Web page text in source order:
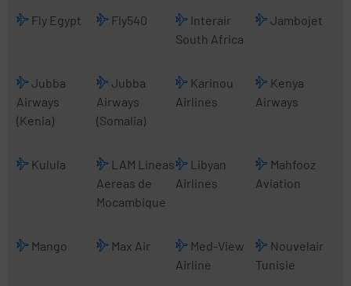
Fly Egypt Fly540
Interair
South Africa
Jambojet
Jubba
Airways
(Kenia)
Jubba
Airways
(Somalia)
Karinou
Airlines
Kenya
Airways
Kulula
LAM Lineas
Aereas de
Mocambique
Libyan
Airlines
Mahfooz
Aviation
Mango Max Air
Med-View
Airline
Nouvelair
Tunisie